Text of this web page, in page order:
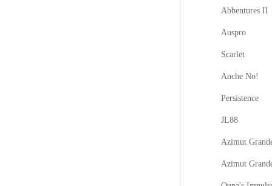
Abbentures II
Auspro
Scarlet
Anche No!
Persistence
JL88
Azimut
Azimut